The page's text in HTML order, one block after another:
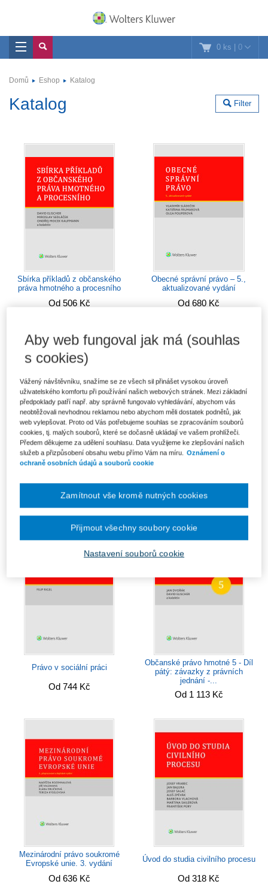
0 ks | 0
Domů Eshop Katalog
Filter
Katalog
Sbírka příkladů z občanského
práva hmotného a procesního
Od 506 Kč
Obecné správní právo – 5.,
aktualizované vydání
Od 680 Kč
Od 289 Kč Od 267 Kč
Právo v sociální práci
Od 744 Kč
Občanské právo hmotné 5 - Díl
pátý: závazky z právních
jednání -...
Od 1 113 Kč
Mezinárodní právo soukromé
Evropské unie. 3. vydání
Od 636 Kč
Úvod do studia civilního procesu
Od 318 Kč
Aby web fungoval jak má (souhlas
s cookies)
Vážený návštěvníku, snažíme se ze všech sil přinášet vysokou úroveň
uživatelského komfortu při používání našich webových stránek. Mezi základní
předpoklady patří např. aby správně fungovalo vyhledávání, abychom vás
neobtěžovali nevhodnou reklamou nebo abychom měli dostatek podnětů, jak
web vylepšovat. Proto od Vás potřebujeme souhlas se zpracováním souborů
cookies, tj. malých souborů, které se dočasně ukládají ve vašem prohlížeči.
Předem děkujeme za udělení souhlasu. Data využijeme ke zlepšování našich
služeb a přizpůsobení obsahu webu přímo Vám na míru.
Oznámení o
ochraně osobních údajů a souborů cookie
Nastavení souborů cookie
Zamítnout vše kromě nutných cookies
Přijmout všechny soubory cookie